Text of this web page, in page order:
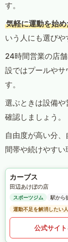
す。
気軽に運動を始
いう人にも選びや
24時間営業の店
設ではプールやサ
す。
選ぶときは設備
確認しましょう。
自由度が高い分
間帯や続けやすい
カーブス
田辺あけぼの店
スポーツジム
駅から
運動不足を解消したい人
公式サイ